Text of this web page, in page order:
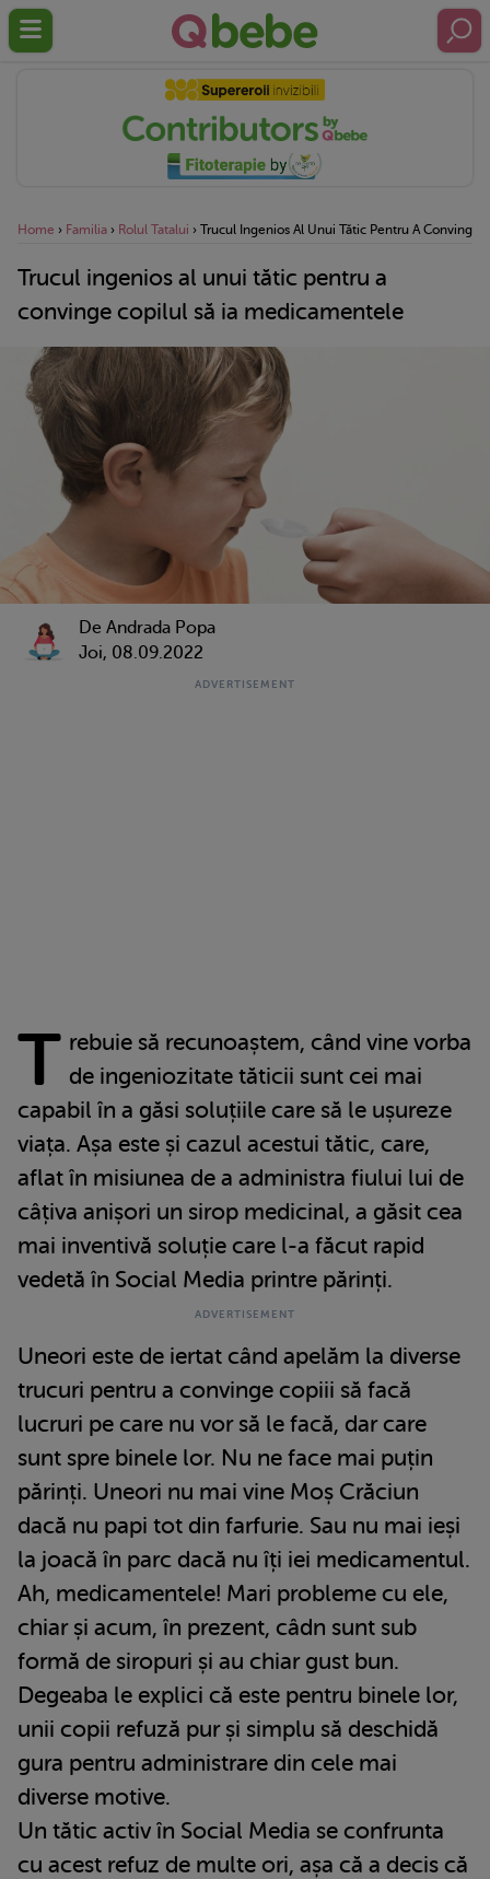
Home › Familia › Rolul Tatalui › Trucul Ingenios Al Unui Tătic Pentru A Convinge
Trucul ingenios al unui tătic pentru a
convinge copilul să ia medicamentele
De Andrada Popa
Joi, 08.09.2022
T rebuie să recunoaștem, când vine vorba
de ingeniozitate tăticii sunt cei mai
capabil în a găsi soluțiile care să le ușureze
viața. Așa este și cazul acestui tătic, care,
aflat în misiunea de a administra fiului lui de
câțiva anișori un sirop medicinal, a găsit cea
mai inventivă soluție care l-a făcut rapid
vedetă în Social Media printre părinți.
Uneori este de iertat când apelăm la diverse
trucuri pentru a convinge copiii să facă
lucruri pe care nu vor să le facă, dar care
sunt spre binele lor. Nu ne face mai puțin
părinți. Uneori nu mai vine Moș Crăciun
dacă nu papi tot din farfurie. Sau nu mai ieși
la joacă în parc dacă nu îți iei medicamentul.
Ah, medicamentele! Mari probleme cu ele,
chiar și acum, în prezent, câdn sunt sub
formă de siropuri și au chiar gust bun.
Degeaba le explici că este pentru binele lor,
unii copii refuză pur și simplu să deschidă
gura pentru administrare din cele mai
diverse motive.
Un tătic activ în Social Media se confrunta
cu acest refuz de multe ori, așa că a decis că